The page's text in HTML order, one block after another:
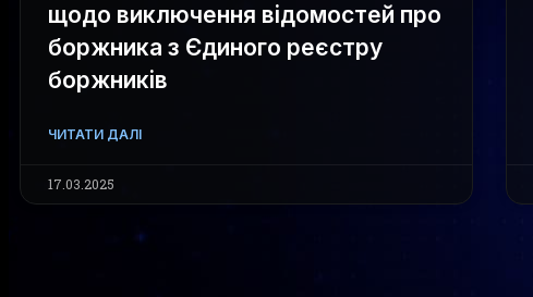
щодо виключення відомостей про
боржника з Єдиного реєстру
боржників
ЧИТАТИ ДАЛІ
17.03.2025